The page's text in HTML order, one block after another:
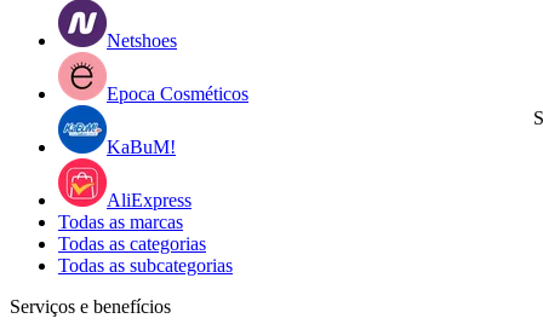
Netshoes
Epoca Cosméticos
KaBuM!
AliExpress
Todas as marcas
Todas as categorias
Todas as subcategorias
Serviços e benefícios